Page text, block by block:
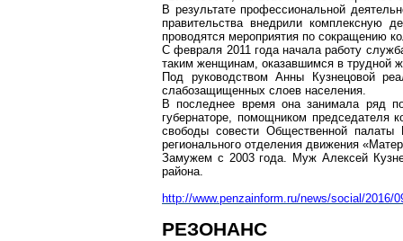
В результате профессиональной
правительства внедрили комплексную
проводятся мероприятия по сокращению
С февраля 2011 года начала работу
таким женщинам, оказавшимся в трудной
Под руководством Анны Кузнецовой
слабозащищенных слоев населения.
В последнее время она занимала ряд
губернаторе, помощником председателя
свободы совести Общественной палаты
регионального отделения движения
Замужем с 2003 года. Муж Алексей
района.
http://www.penzainform.ru/news/social/2016/
РЕЗОНАНС